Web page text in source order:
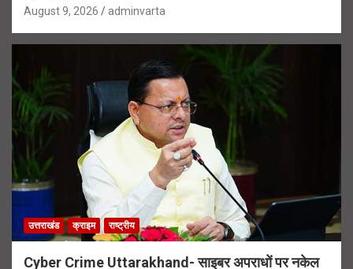
August 9, 2026 adminvarta
उत्तराखंड क्राइम राष्ट्रीय
Cyber Crime Uttarakhand- साइबर अपराधों पर नकेल